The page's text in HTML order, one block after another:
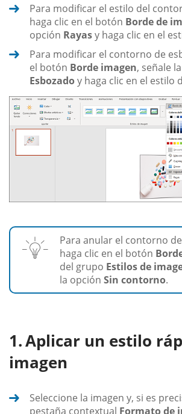
Para modificar el estilo del
haga clic en el botón Borde de
opción Rayasy haga clic en el
Para modificar el contorno de
el botón Borde imagen, señale
Esbozadoy haga clic en el estilo
Para anular el contorno
haga clic en el botón
del grupo Estilos de
la opción Sin contorno.
Aplicar un estilo
imagen
Seleccione la imagen y, si es
pestaña contextual Formato de